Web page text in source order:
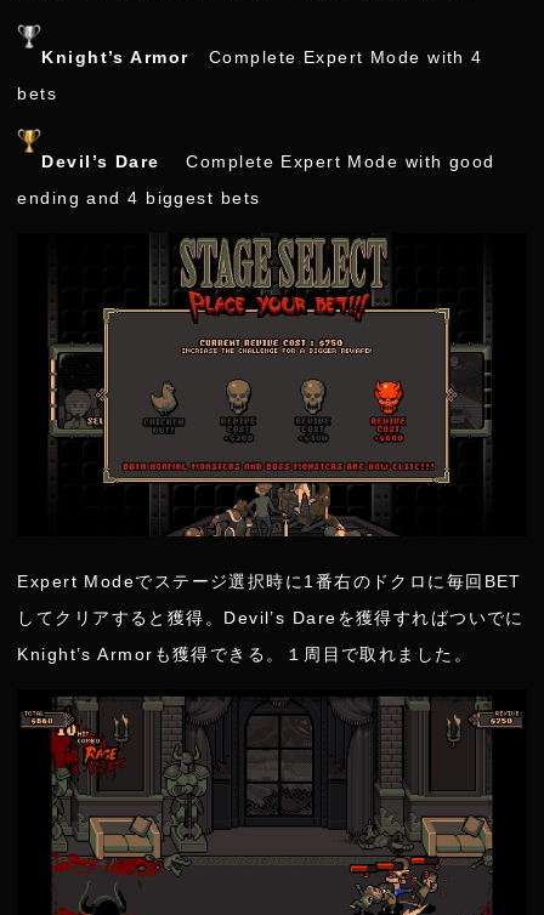
Knight’s Armor Complete Expert Mode with 4
bets
Devil’s Dare
Complete Expert Mode with good
ending and 4 biggest bets
Expert Modeでステージ選択時に1番右のドクロに毎回BET
してクリアすると獲得。Devil’s Dareを獲得すればついでに
Knight’s Armorも獲得できる。１周目で取れました。